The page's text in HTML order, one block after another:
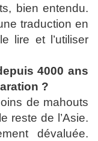
bien entendu.
traduction en
lire et l’utiliser
4000 ans
?
de mahouts
reste de l’Asie.
dévaluée.